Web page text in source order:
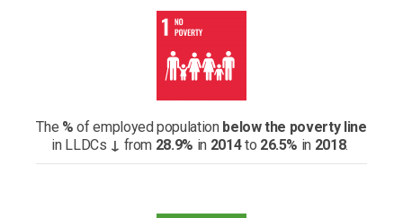
The % of employed population below the poverty line
in LLDCs ↓ from 28.9% in 2014to 26.5% in 2018.